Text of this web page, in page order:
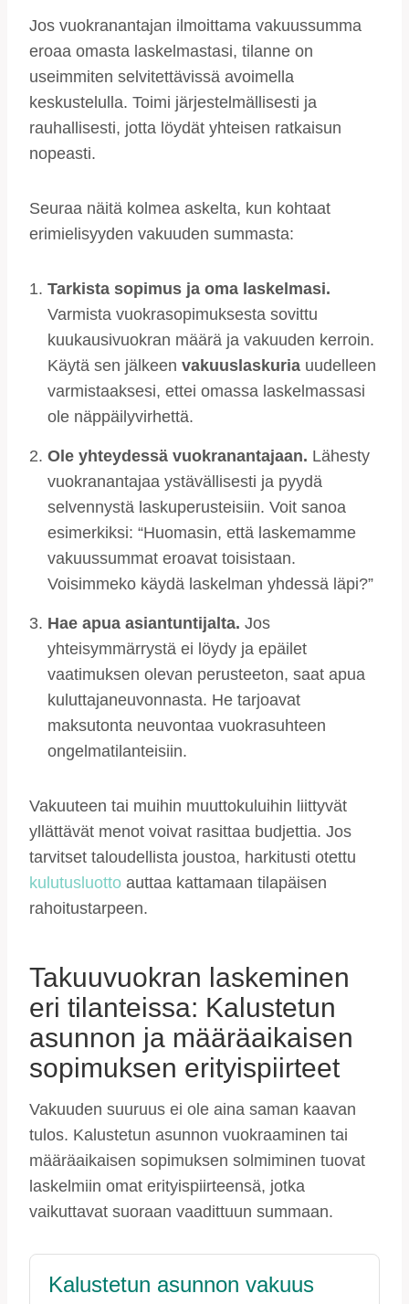
Jos vuokranantajan ilmoittama vakuussumma
eroaa omasta laskelmastasi, tilanne on
useimmiten selvitettävissä avoimella
keskustelulla. Toimi järjestelmällisesti ja
rauhallisesti, jotta löydät yhteisen ratkaisun
nopeasti.
Seuraa näitä kolmea askelta, kun kohtaat
erimielisyyden vakuuden summasta:
Tarkista sopimus ja oma laskelmasi.
Varmista vuokrasopimuksesta sovittu
kuukausivuokran määrä ja vakuuden kerroin.
Käytä sen jälkeen vakuuslaskuria uudelleen
varmistaaksesi, ettei omassa laskelmassasi
ole näppäilyvirhettä.
Ole yhteydessä vuokranantajaan. Lähesty
vuokranantajaa ystävällisesti ja pyydä
selvennystä laskuperusteisiin. Voit sanoa
esimerkiksi: “Huomasin, että laskemamme
vakuussummat eroavat toisistaan.
Voisimmeko käydä laskelman yhdessä läpi?”
Hae apua asiantuntijalta. Jos
yhteisymmärrystä ei löydy ja epäilet
vaatimuksen olevan perusteeton, saat apua
kuluttajaneuvonnasta. He tarjoavat
maksutonta neuvontaa vuokrasuhteen
ongelmatilanteisiin.
Vakuuteen tai muihin muuttokuluihin liittyvät
yllättävät menot voivat rasittaa budjettia. Jos
tarvitset taloudellista joustoa, harkitusti otettu
kulutusluotto auttaa kattamaan tilapäisen
rahoitustarpeen.
Takuuvuokran laskeminen
eri tilanteissa: Kalustetun
asunnon ja määräaikaisen
sopimuksen erityispiirteet
Vakuuden suuruus ei ole aina saman kaavan
tulos. Kalustetun asunnon vuokraaminen tai
määräaikaisen sopimuksen solmiminen tuovat
laskelmiin omat erityispiirteensä, jotka
vaikuttavat suoraan vaadittuun summaan.
Kalustetun asunnon vakuus